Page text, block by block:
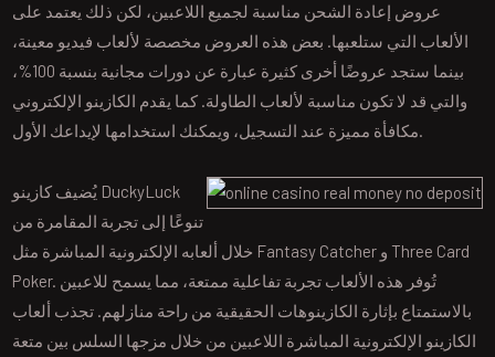
عروض إعادة الشحن مناسبة لجميع اللاعبين، لكن ذلك يعتمد على
الألعاب التي ستلعبها. بعض هذه العروض مخصصة لألعاب فيديو معينة،
بينما ستجد عروضًا أخرى كثيرة عبارة عن دورات مجانية بنسبة 100%،
والتي قد لا تكون مناسبة لألعاب الطاولة. كما يقدم الكازينو الإلكتروني
مكافأة مميزة عند التسجيل، ويمكنك استخدامها لإيداعك الأول.
يُضيف كازينو DuckyLuck
تنوعًا إلى تجربة المقامرة من
خلال ألعابه الإلكترونية المباشرة مثل Fantasy Catcher و Three Card
Poker. تُوفر هذه الألعاب تجربة تفاعلية ممتعة، مما يسمح للاعبين
بالاستمتاع بإثارة الكازينوهات الحقيقية من راحة منازلهم. تجذب ألعاب
الكازينو الإلكترونية المباشرة اللاعبين من خلال مزجها السلس بين متعة